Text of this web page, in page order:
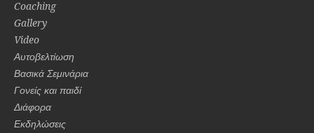
Coaching
Gallery
Video
Αυτοβελτίωση
Βασικά Σεμινάρια
Γονείς και παιδί
Διάφορα
Εκδηλώσεις